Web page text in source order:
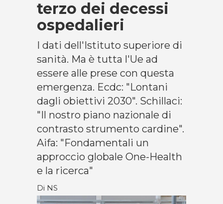
terzo dei decessi
ospedalieri
I dati dell'Istituto superiore di
sanità. Ma è tutta l'Ue ad
essere alle prese con questa
emergenza. Ecdc: "Lontani
dagli obiettivi 2030". Schillaci:
"Il nostro piano nazionale di
contrasto strumento cardine".
Aifa: "Fondamentali un
approccio globale One-Health
e la ricerca"
Di NS